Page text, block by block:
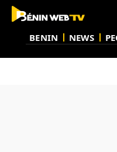
BENIN NEWS